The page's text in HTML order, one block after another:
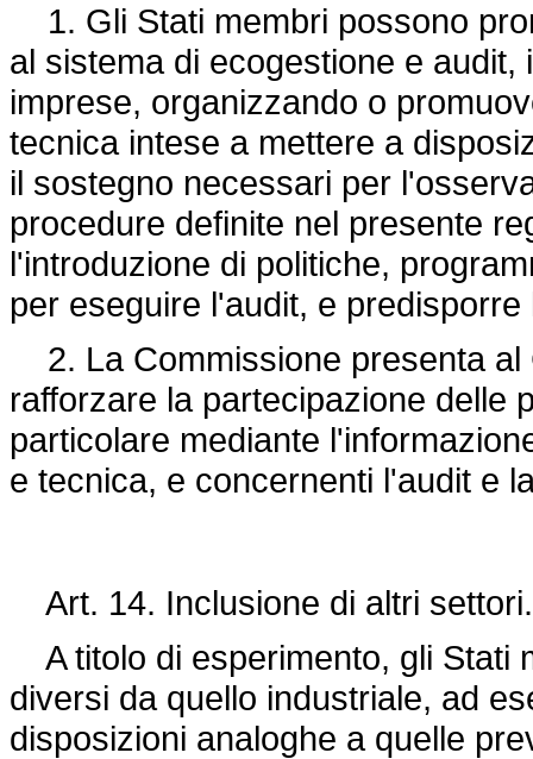
1. Gli Stati membri possono
al sistema di ecogestione e
imprese, organizzando o
tecnica intese a mettere a
il sostegno necessari per
procedure definite nel presente
l'introduzione di politiche,
per eseguire l'audit, e
2. La Commissione presenta al
rafforzare la partecipazione delle
particolare mediante
e tecnica, e concernenti l'audit e
Art. 14. Inclusione di altri settori.
A titolo di esperimento, gli Stati
diversi da quello industriale, ad
disposizioni analoghe a quelle